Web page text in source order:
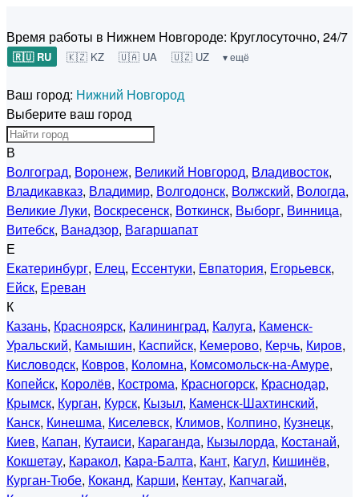
Время работы в Нижнем Новгороде: Круглосуточно, 24/7
🇷🇺 RU 🇰🇿 KZ 🇺🇦 UA 🇺🇿 UZ ▾ ещё
Ваш город: Нижний Новгород
Выберите ваш город
В
Волгоград, Воронеж, Великий Новгород, Владивосток,
Владикавказ, Владимир, Волгодонск, Волжский, Вологда,
Великие Луки, Воскресенск, Воткинск, Выборг, Винница,
Витебск, Ванадзор, Вагаршапат
Е
Екатеринбург, Елец, Ессентуки, Евпатория, Егорьевск,
Ейск, Ереван
К
Казань, Красноярск, Калининград, Калуга, Каменск-
Уральский, Камышин, Каспийск, Кемерово, Керчь, Киров,
Кисловодск, Ковров, Коломна, Комсомольск-на-Амуре,
Копейск, Королёв, Кострома, Красногорск, Краснодар,
Крымск, Курган, Курск, Кызыл, Каменск-Шахтинский,
Канск, Кинешма, Киселевск, Климов, Колпино, Кузнецк,
Киев, Капан, Кутаиси, Караганда, Кызылорда, Костанай,
Кокшетау, Каракол, Кара-Балта, Кант, Кагул, Кишинёв,
Курган-Тюбе, Коканд, Карши, Кентау, Капчагай,